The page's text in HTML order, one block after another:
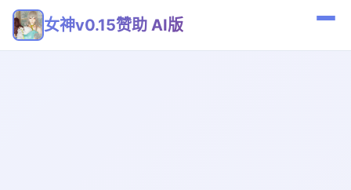
女神v0.15赞助 AI版